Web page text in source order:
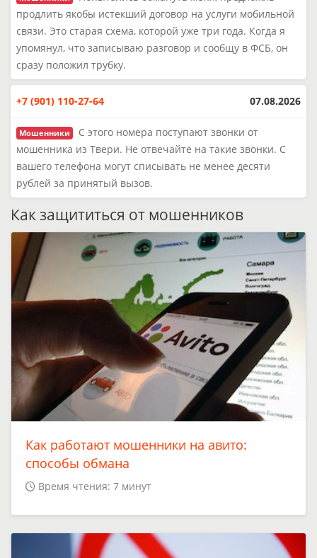
продлить якобы истекший договор на услуги мобильной
связи. Это старая схема, которой уже три года. Когда я
упомянул, что записываю разговор и сообщу в ФСБ, он
сразу положил трубку.
+7 (901) 110-27-64 07.08.2026
Мошенники
С этого номера поступают звонки от
мошенника из Твери. Не отвечайте на такие звонки. С
вашего телефона могут списывать не менее десяти
рублей за принятый вызов.
Как защититься от мошенников
Как работают мошенники на авито:
способы обмана
Время чтения: 7 минут